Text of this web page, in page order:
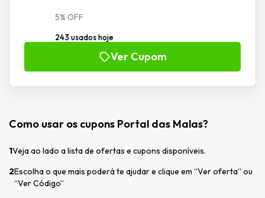
5% OFF
243 usados hoje
Ver Cupom
Como usar os cupons Portal das Malas?
1Veja ao lado a lista de ofertas e cupons disponíveis.
2Escolha o que mais poderá te ajudar e clique em “Ver oferta” ou
“Ver Código”